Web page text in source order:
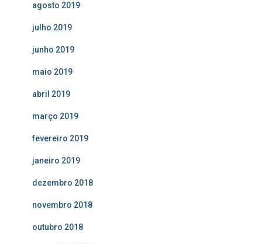
agosto 2019
julho 2019
junho 2019
maio 2019
abril 2019
março 2019
fevereiro 2019
janeiro 2019
dezembro 2018
novembro 2018
outubro 2018